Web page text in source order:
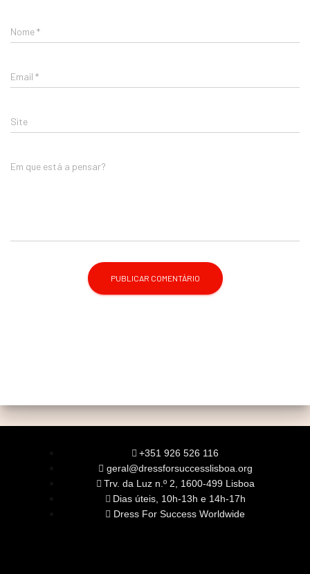
Nome*
Email *
Site
Em que está a pensar?
+351 926 526 116
geral@dressforsuccesslisboa.org
Trv. da Luz n.º 2, 1600-499 Lisboa
Dias úteis, 10h-13h e 14h-17h
Dress For Success Worldwide